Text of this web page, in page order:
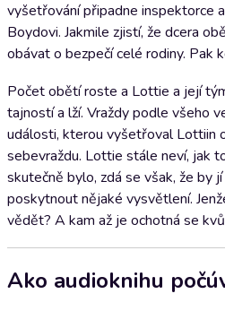
vyšetřování připadne inspektorce
Boydovi. Jakmile zjistí, že dcera
obávat o bezpečí celé rodiny. Pak
Počet obětí roste a Lottie a její
tajností a lží. Vraždy podle všeho
události, kterou vyšetřoval Lottiin
sebevraždu. Lottie stále neví, jak
skutečně bylo, zdá se však, že by
poskytnout nějaké vysvětlení.
vědět? A kam až je ochotná se
Ako audioknihu